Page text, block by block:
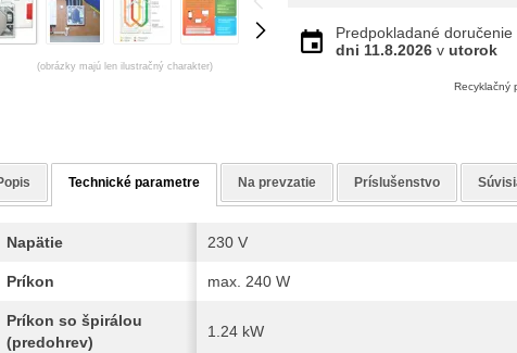
(obrázky majú len ilustračný charakter)
Predpokladané
dni 11.8.2026 vutorok
Recyklačný
Technické parametre Na prevzatie Príslušenstvo
Napätie 230 V
Príkon max. 240 W
Príkon so špirálou
(predohrev)
1.24 kW